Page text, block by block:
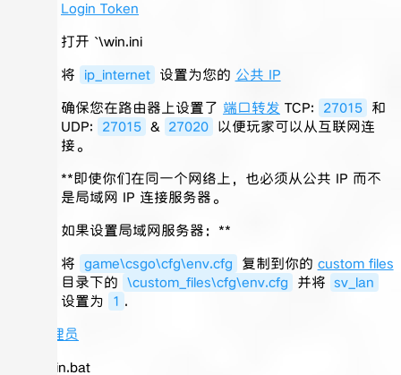
Login Token
打开 `\win.ini
将 ip_internet 设置为您的 公共 IP
确保您在路由器上设置了 端口转发 TCP: 27015 和
UDP: 27015 & 27020 以便玩家可以从互联网连
接。
**即使你们在同一个网络上，也必须从公共 IP 而不
是局域网 IP 连接服务器。
如果设置局域网服务器：**
将 game\csgo\cfg\env.cfg 复制到你的 custom files
目录下的 \custom_files\cfg\env.cfg 并将 sv_lan
设置为 1 .
添加管理员
运行 `win.bat